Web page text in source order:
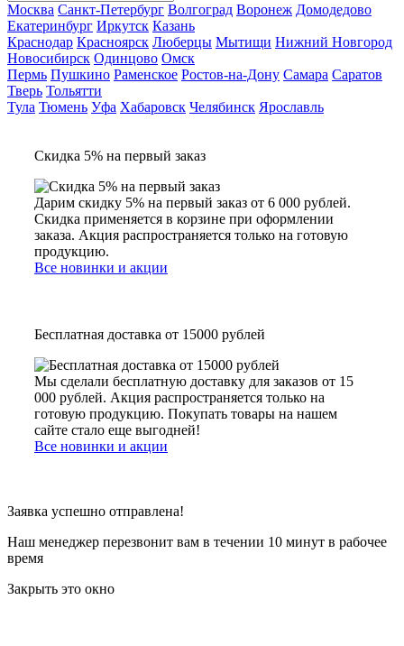
Москва Санкт-Петербург Волгоград Воронеж Домодедово
Екатеринбург Иркутск Казань
Краснодар Красноярск Люберцы Мытищи Нижний Новгород
Новосибирск Одинцово Омск
Пермь Пушкино Раменское Ростов-на-Дону Самара Саратов
Тверь Тольятти
Тула Тюмень Уфа Хабаровск Челябинск Ярославль
Скидка 5% на первый заказ
Дарим скидку 5% на первый заказ от 6 000 рублей.
Скидка применяется в корзине при оформлении
заказа. Акция распространяется только на готовую
продукцию.
Все новинки и акции
Бесплатная доставка от 15000 рублей
Мы сделали бесплатную доставку для заказов от 15
000 рублей. Акция распространяется только на
готовую продукцию. Покупать товары на нашем
сайте стало еще выгодней!
Все новинки и акции
Заявка успешно отправлена!
Наш менеджер перезвонит вам в течении 10 минут в рабочее
время
Закрыть это окно